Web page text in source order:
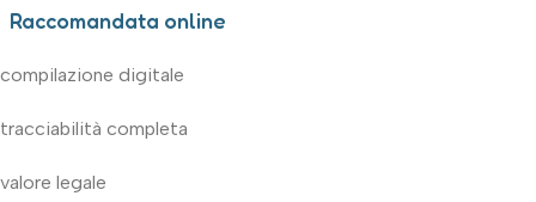
Raccomandata online
compilazione digitale
tracciabilità completa
valore legale